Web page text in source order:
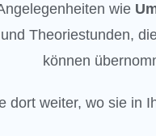
wie
Theoriestunden,
können
dort weiter, wo sie in